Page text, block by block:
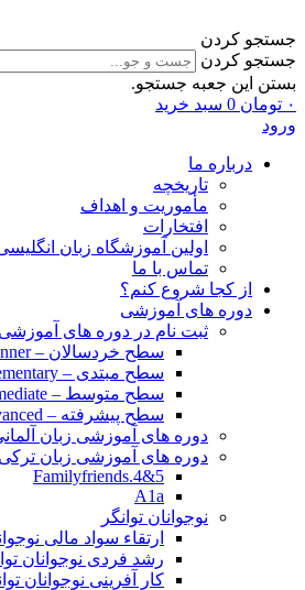
جستجو کردن
جستجو کردن
بستن این جعبه جستجو.
۰ تومان 0 سبد خرید
ورود
درباره ما
تاریخچه
مأموریت و اهداف
افتخارات
اولین آموزشگاه زبان
تماس با ما
از کجا شروع کنم؟
دوره های آموزشی
ثبت نام در دوره های
سطح خردسالان – Beginner
سطح مبتدی – Elementary
سطح متوسط – Intermediate
سطح پیشرفته – Advanced
دوره های آموزشی زبان
دوره های آموزشی زبان ترکی
Familyfriends.4&5
A1a
نوجوانان توانگر
ارتقاء سواد مالی
رشد فردی نوجوانان
کار آفرینی نوجوانان